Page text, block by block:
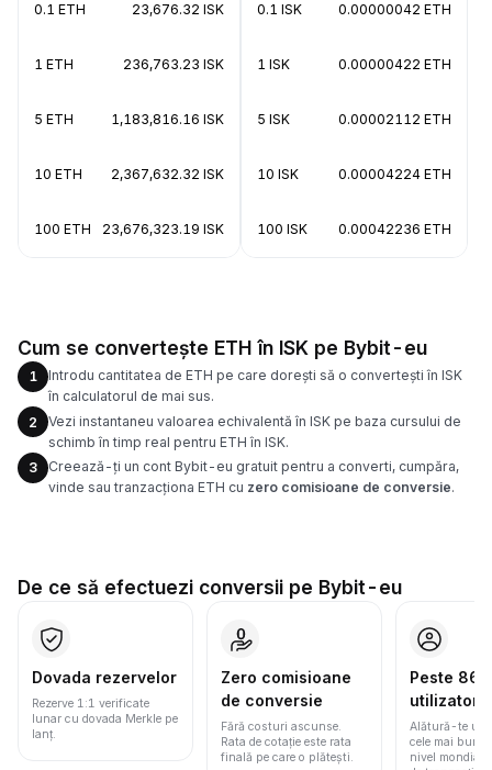
0.1 ETH 23,676.32 ISK
1 ETH 236,763.23 ISK
5 ETH 1,183,816.16 ISK
10 ETH 2,367,632.32 ISK
100 ETH 23,676,323.19 ISK
0.1 ISK 0.00000042 ETH
1 ISK 0.00000422 ETH
5 ISK 0.00002112 ETH
10 ISK 0.00004224 ETH
100 ISK 0.00042236 ETH
Cum se convertește ETH în ISK pe Bybit-eu
1
Introdu cantitatea de ETH pe care dorești să o convertești în ISK
în calculatorul de mai sus.
2
Vezi instantaneu valoarea echivalentă în ISK pe baza cursului de
schimb în timp real pentru ETH în ISK.
3
Creează-ți un cont Bybit-eu gratuit pentru a converti, cumpăra,
vinde sau tranzacționa ETH cu zero comisioane de conversie.
De ce să efectuezi conversii pe Bybit-eu
Dovada rezervelor
Rezerve 1:1 verificate
lunar cu dovada Merkle pe
lanț.
Zero comisioane
de conversie
Fără costuri ascunse.
Rata de cotație este rata
finală pe care o plătești.
Peste 86
utilizatori
Alătură-te
cele mai bune
nivel mondial